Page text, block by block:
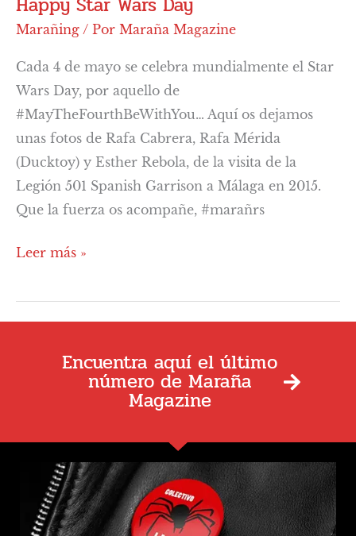
Marañing / Por Maraña Magazine
Cada 4 de mayo se celebra mundialmente el Star
Wars Day, por aquello de
#MayTheFourthBeWithYou… Aquí os dejamos
unas fotos de Rafa Cabrera, Rafa Mérida
(Ducktoy) y Esther Rebola, de la visita de la
Legión 501 Spanish Garrison a Málaga en 2015.
Que la fuerza os acompañe, #marañrs
Leer más »
Encuentra aquí el último
número de Maraña
Magazine